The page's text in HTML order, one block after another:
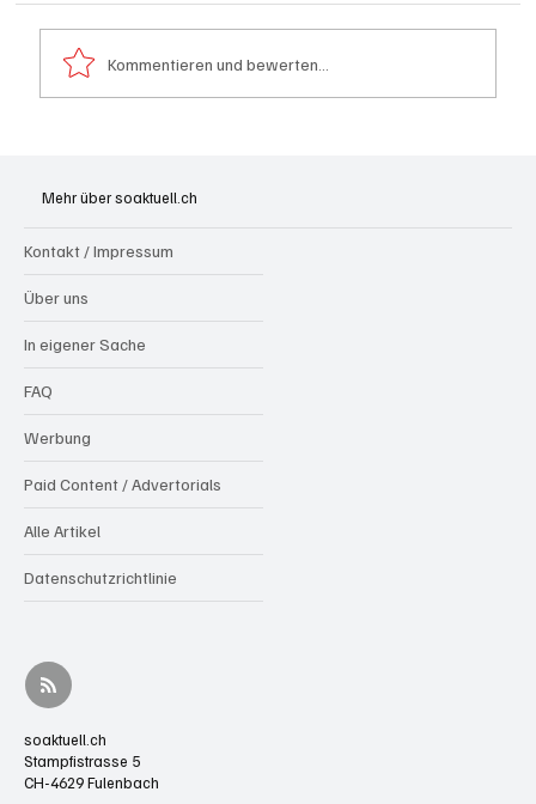
Kommentieren und bewerten...
Mehr über soaktuell.ch
Kontakt / Impressum
Über uns
In eigener Sache
FAQ
Werbung
Paid Content / Advertorials
Alle Artikel
Datenschutzrichtlinie
soaktuell.ch
Stampfistrasse 5
CH-4629 Fulenbach